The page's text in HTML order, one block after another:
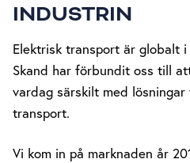
INDUSTRIN
Elektrisk transport är globalt
Skand har förbundit oss till
vardag särskilt med
transport.
Vi kom in på marknaden år